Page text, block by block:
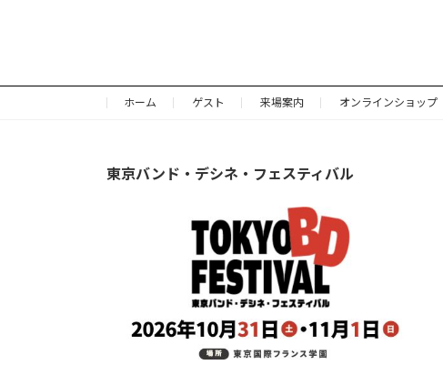
ホーム ゲスト 来場案内 オンラインショップ
東京バンド・デシネ・フェスティバル